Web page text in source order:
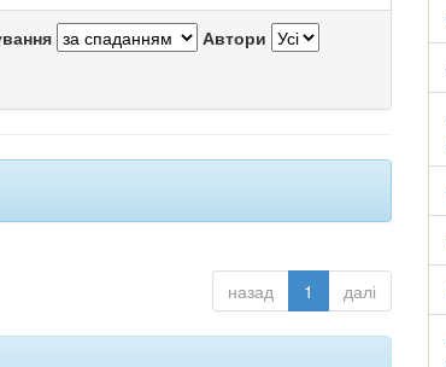
Автори
назад 1 далі